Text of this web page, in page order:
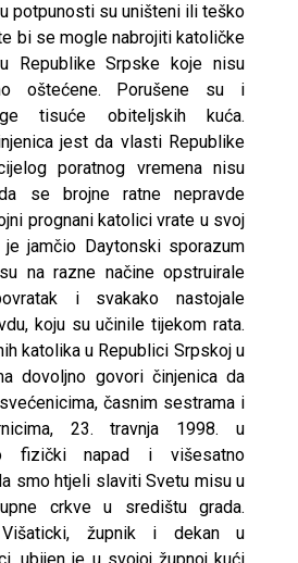
potpunosti su uništeni ili teško
bi se mogle nabrojiti katoličke
Republike Srpske koje nisu
oštećene. Porušene su i
tisuće obiteljskih kuća.
jest da vlasti Republike
poratnog vremena nisu
se brojne ratne nepravde
prognani katolici vrate u svoj
jamčio Daytonski sporazum
na razne načine opstruirale
i svakako nastojale
koju su učinile tijekom rata.
katolika u Republici Srpskoj u
dovoljno govori činjenica da
časnim sestrama i
23. travnja 1998. u
fizički napad i višesatno
smo htjeli slaviti Svetu misu u
crkve u središtu grada.
župnik i dekan u